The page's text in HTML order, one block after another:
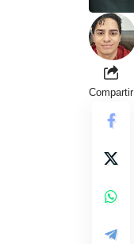
Compartir